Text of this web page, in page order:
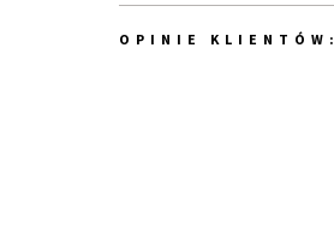
OPINIE KLIENTÓW: